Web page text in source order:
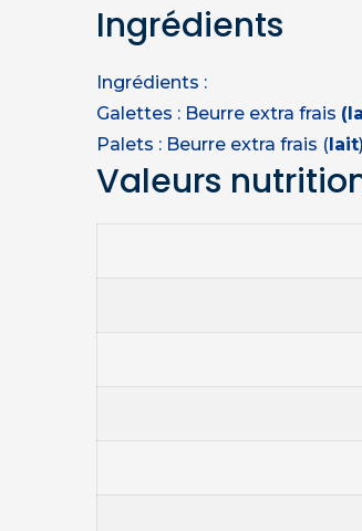
Ingrédients
Ingrédients :
Galettes : Beurre extra frais
Palets : Beurre extra frais (lait
Valeurs